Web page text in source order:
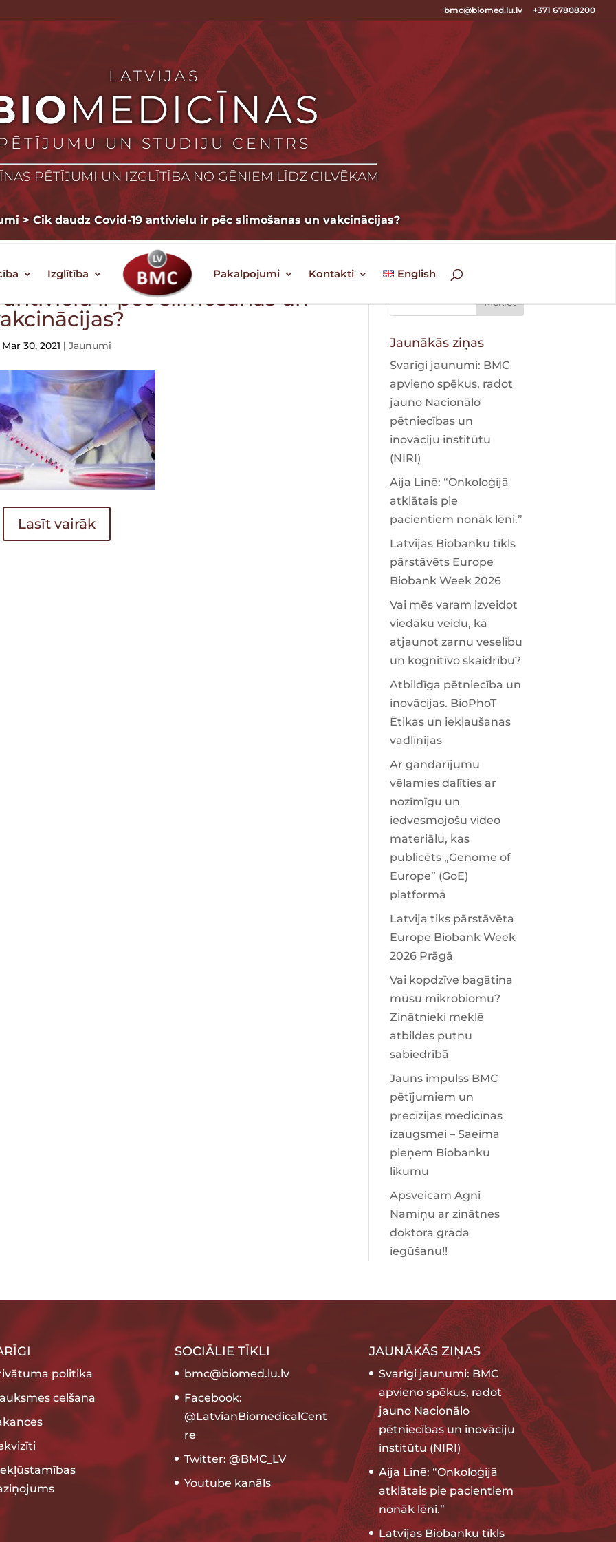
bmc@biomed.lu.lv +371 67808200
LATVIJAS
MEDICĪNAS
UN STUDIJU CENTRS
PĒTĪJUMI UN IZGLĪTĪBA NO GĒNIEM LĪDZ CILVĒKAM
> Cik daudz Covid-19 antivielu ir pēc slimošanas un vakcinācijas?
Izglītība Pakalpojumi Kontakti English
antivielu ir pēc slimošanas un
Mar 30, 2021 | Jaunumi
Lasīt vairāk
Jaunākās ziņas
Svarīgi jaunumi: BMC
apvieno spēkus, radot
jauno Nacionālo
pētniecības un
inovāciju institūtu
(NIRI)
Aija Linē: “Onkoloģijā
atklātais pie
pacientiem nonāk lēni.”
Latvijas Biobanku tīkls
pārstāvēts Europe
Biobank Week 2026
Vai mēs varam izveidot
viedāku veidu, kā
atjaunot zarnu veselību
un kognitīvo skaidrību?
Atbildīga pētniecība un
inovācijas. BioPhoT
Ētikas un iekļaušanas
vadlīnijas
Ar gandarījumu
vēlamies dalīties ar
nozīmīgu un
iedvesmojošu video
materiālu, kas
publicēts „Genome of
Europe” (GoE)
platformā
Latvija tiks pārstāvēta
Europe Biobank Week
2026 Prāgā
Vai kopdzīve bagātina
mūsu mikrobiomu?
Zinātnieki meklē
atbildes putnu
sabiedrībā
Jauns impulss BMC
pētījumiem un
precīzijas medicīnas
izaugsmei – Saeima
pieņem Biobanku
likumu
Apsveicam Agni
Namiņu ar zinātnes
doktora grāda
iegūšanu!!
politika
celšana
SOCIĀLIE TĪKLI
bmc@biomed.lu.lv
Facebook:
@LatvianBiomedicalCent
re
Twitter: @BMC_LV
Youtube kanāls
JAUNĀKĀS ZIŅAS
Svarīgi jaunumi: BMC
apvieno spēkus, radot
jauno Nacionālo
pētniecības un inovāciju
institūtu (NIRI)
Aija Linē: “Onkoloģijā
atklātais pie pacientiem
nonāk lēni.”
Latvijas Biobanku tīkls